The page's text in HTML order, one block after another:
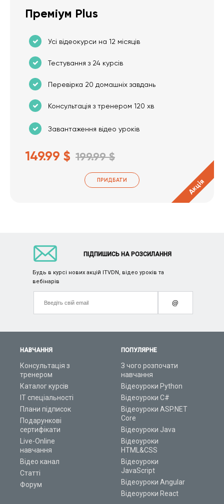
Преміум Plus
Усі відеокурси на 12 місяців
Тестування з 24 курсів
Перевірка 20 домашніх завдань
Консультація з тренером 120 хв
Завантаження відео уроків
149.99 $ 199.99 $
ПРИДБАТИ Акція
НАВЧАННЯ
Консультація з
тренером
Каталог курсів
ІТ спеціальності
Плани підписок
Подарункові
сертифікати
Live-Online
навчання
Відео канал
Статті
Форум
ПОПУЛЯРНЕ
З чого розпочати
навчання
Відеоуроки Python
Відеоуроки C#
Відеоуроки ASP.NET
Core
Відеоуроки Java
Відеоуроки
HTML&CSS
Відеоуроки
JavaScript
Відеоуроки Angular
Відеоуроки React
ПІДПИШИСЬ НА РОЗСИЛАННЯ
Будь в курсі нових акцій ITVDN, відео уроків та
вебінарів
@